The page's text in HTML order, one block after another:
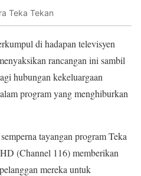
Teka Tekan
di hadapan televisyen
rancangan ini sambil
hubungan kekeluargaan
program yang menghiburkan
tayangan program Teka
(Channel 116) memberikan
mereka untuk